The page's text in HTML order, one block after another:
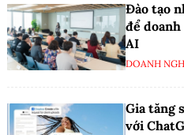
Đào tạo
để
AI
DOANH
Gia tăng
với